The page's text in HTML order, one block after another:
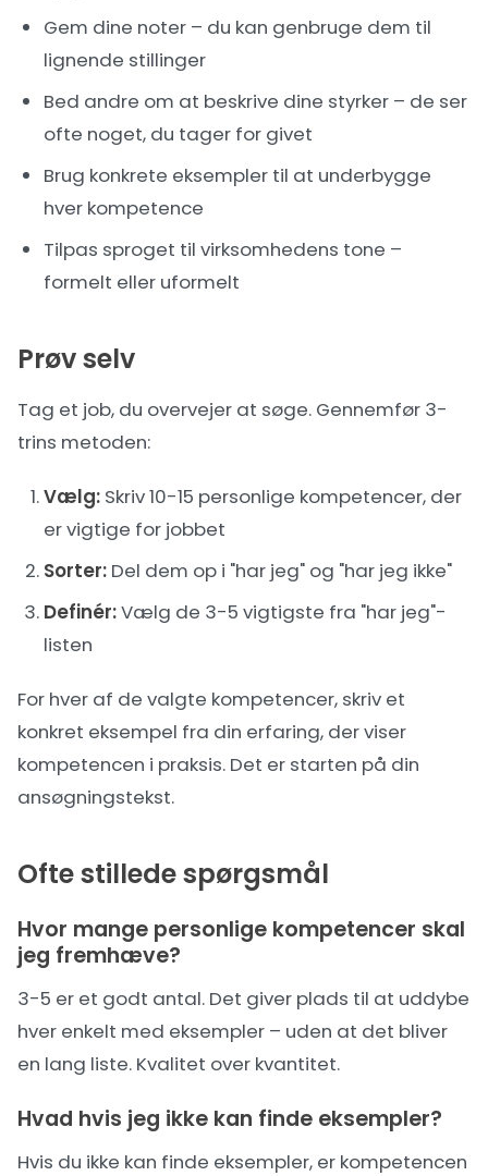
Gem dine noter – du kan genbruge dem til
lignende stillinger
Bed andre om at beskrive dine styrker – de ser
ofte noget, du tager for givet
Brug konkrete eksempler til at underbygge
hver kompetence
Tilpas sproget til virksomhedens tone –
formelt eller uformelt
Prøv selv
Tag et job, du overvejer at søge. Gennemfør 3-
trins metoden:
Vælg: Skriv 10-15 personlige kompetencer, der
er vigtige for jobbet
Sorter: Del dem op i "har jeg" og "har jeg ikke"
Definér:Vælg de 3-5 vigtigste fra "har jeg"-
listen
For hver af de valgte kompetencer, skriv et
konkret eksempel fra din erfaring, der viser
kompetencen i praksis. Det er starten på din
ansøgningstekst.
Ofte stillede spørgsmål
Hvor mange personlige kompetencer skal
jeg fremhæve?
3-5 er et godt antal. Det giver plads til at uddybe
hver enkelt med eksempler – uden at det bliver
en lang liste. Kvalitet over kvantitet.
Hvad hvis jeg ikke kan finde eksempler?
Hvis du ikke kan finde eksempler, er kompetencen